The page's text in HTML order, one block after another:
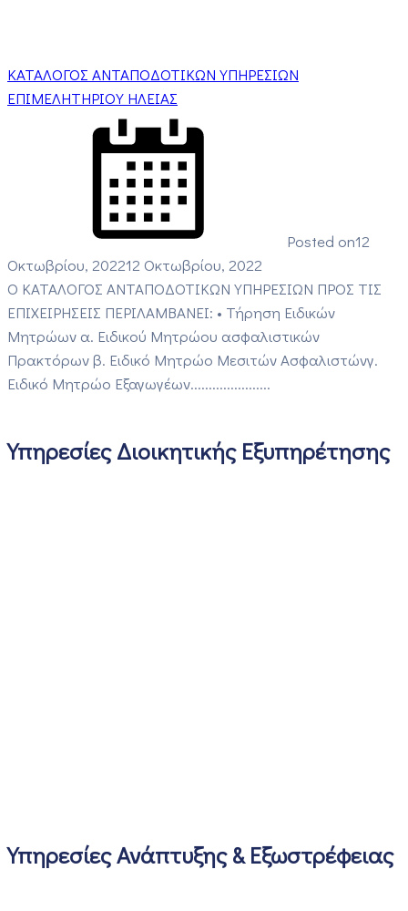
ΚΑΤΑΛΟΓΟΣ ΑΝΤΑΠΟΔΟΤΙΚΩΝ ΥΠΗΡΕΣΙΩΝ
ΕΠΙΜΕΛΗΤΗΡΙΟΥ ΗΛΕΙΑΣ
Posted on12
Οκτωβρίου, 202212 Οκτωβρίου, 2022
Ο ΚΑΤΑΛΟΓΟΣ ΑΝΤΑΠΟΔΟΤΙΚΩΝ ΥΠΗΡΕΣΙΩΝ ΠΡΟΣ ΤΙΣ
ΕΠΙΧΕΙΡΗΣΕΙΣ ΠΕΡΙΛΑΜΒΑΝΕΙ: • Τήρηση Ειδικών
Μητρώων α. Ειδικού Μητρώου ασφαλιστικών
Πρακτόρων β. Ειδικό Μητρώο Μεσιτών Ασφαλιστώνγ.
Ειδικό Μητρώο Εξαγωγέων......................
Υπηρεσίες Διοικητικής Εξυπηρέτησης
Υπηρεσίες Ανάπτυξης & Εξωστρέφειας